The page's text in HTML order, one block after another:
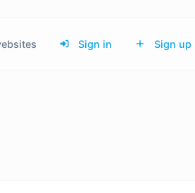
Sign in Sign up